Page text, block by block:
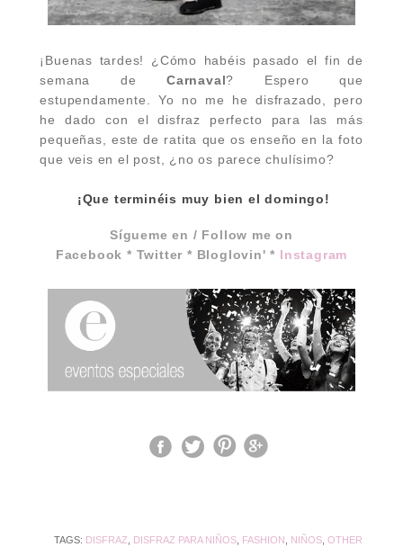
¡Buenas tardes! ¿Cómo habéis pasado el fin de
semana de Carnaval? Espero que
estupendamente. Yo no me he disfrazado, pero
he dado con el disfraz perfecto para las más
pequeñas, este de ratita que os enseño en la foto
que veis en el post, ¿no os parece chulísimo?
¡Que terminéis muy bien el domingo!
Sígueme en / Follow me on
Facebook * Twitter * Bloglovin'* Instagram
TAGS: DISFRAZ DISFRAZ PARA NIÑOS FASHION NIÑOS ,OTHER